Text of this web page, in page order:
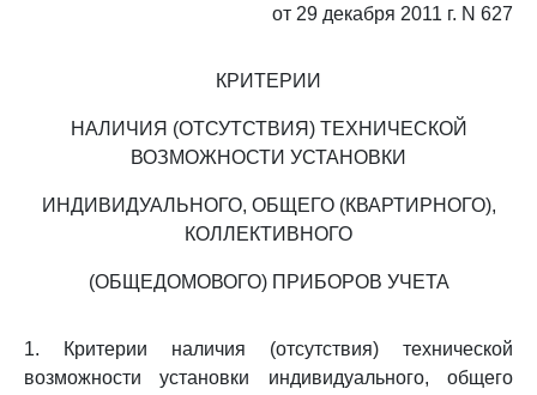
от 29 декабря 2011 г. N 627
КРИТЕРИИ
НАЛИЧИЯ (ОТСУТСТВИЯ) ТЕХНИЧЕСКОЙ
ВОЗМОЖНОСТИ УСТАНОВКИ
ИНДИВИДУАЛЬНОГО, ОБЩЕГО (КВАРТИРНОГО),
КОЛЛЕКТИВНОГО
(ОБЩЕДОМОВОГО) ПРИБОРОВ УЧЕТА
1. Критерии наличия (отсутствия) технической
возможности установки индивидуального, общего